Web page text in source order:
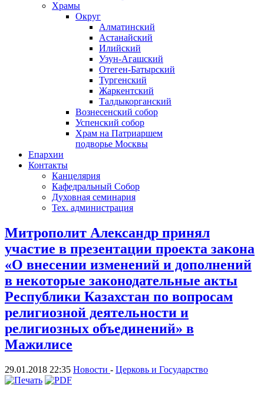
Храмы
Округ
Алматинский
Астанайский
Илийский
Узун-Агашский
Отеген-Батырский
Тургенский
Жаркентский
Талдыкорганский
Вознесенский собор
Успенский собор
Храм на Патриаршем
подворье Москвы
Епархии
Контакты
Канцелярия
Кафедральный Собор
Духовная семинария
Тех. администрация
Митрополит Александр принял
участие в презентации проекта закона
«О внесении изменений и дополнений
в некоторые законодательные акты
Республики Казахстан по вопросам
религиозной деятельности и
религиозных объединений» в
Мажилисе
29.01.2018 22:35 Новости - Церковь и Государство